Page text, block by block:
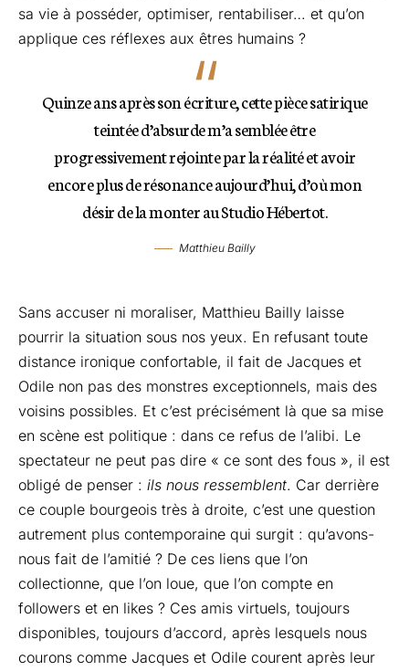
sa vie à posséder, optimiser, rentabiliser… et qu’on
applique ces réflexes aux êtres humains ?
Quinze ans après son écriture, cette pièce satirique
teintée d’absurde m’a semblée être
progressivement rejointe par la réalité et avoir
encore plus de résonance aujourd’hui, d’où mon
désir de la monter au Studio Hébertot.
Matthieu Bailly
Sans accuser ni moraliser, Matthieu Bailly laisse
pourrir la situation sous nos yeux. En refusant toute
distance ironique confortable, il fait de Jacques et
Odile non pas des monstres exceptionnels, mais des
voisins possibles. Et c’est précisément là que sa mise
en scène est politique : dans ce refus de l’alibi. Le
spectateur ne peut pas dire « ce sont des fous », il est
obligé de penser : ils nous ressemblent. Car derrière
ce couple bourgeois très à droite, c’est une question
autrement plus contemporaine qui surgit : qu’avons-
nous fait de l’amitié ? De ces liens que l’on
collectionne, que l’on loue, que l’on compte en
followers et en likes ? Ces amis virtuels, toujours
disponibles, toujours d’accord, après lesquels nous
courons comme Jacques et Odile courent après leur